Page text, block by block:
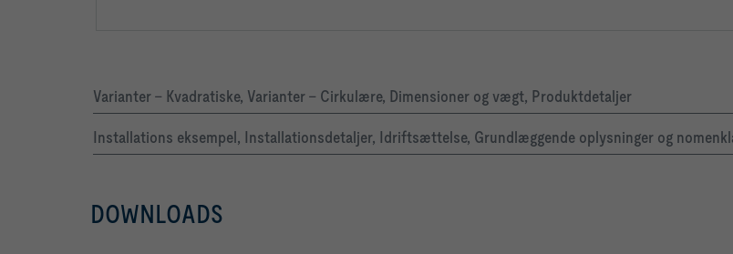
Varianter – Kvadratiske, Varianter – Cirkulære, Dimensioner og vægt, Produktdetaljer
Installations eksempel, Installationsdetaljer, Idriftsættelse, Grundlæggende oplysninger og
DOWNLOADS